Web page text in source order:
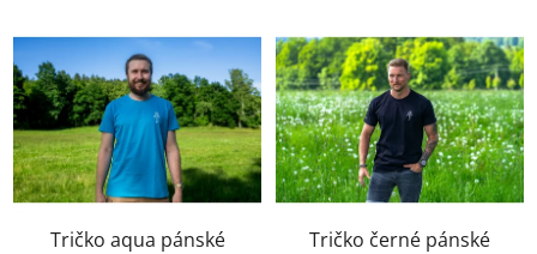
p
r
o
d
u
k
V
ý
p
i
s
p
r
Tričko aqua pánské Tričko černé pánské